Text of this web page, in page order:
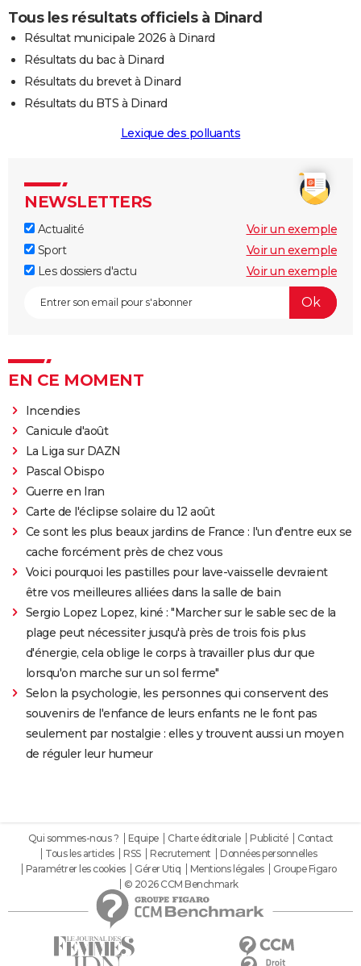
Tous les résultats officiels à Dinard
Résultat municipale 2026 à Dinard
Résultats du bac à Dinard
Résultats du brevet à Dinard
Résultats du BTS à Dinard
Lexique des polluants
NEWSLETTERS
Actualité
Voir un exemple
Sport
Voir un exemple
Les dossiers d'actu
Voir un exemple
EN CE MOMENT
Incendies
Canicule d'août
La Liga sur DAZN
Pascal Obispo
Guerre en Iran
Carte de l'éclipse solaire du 12 août
Ce sont les plus beaux jardins de France : l'un d'entre eux se
cache forcément près de chez vous
Voici pourquoi les pastilles pour lave-vaisselle devraient
être vos meilleures alliées dans la salle de bain
Sergio Lopez Lopez, kiné : "Marcher sur le sable sec de la
plage peut nécessiter jusqu'à près de trois fois plus
d'énergie, cela oblige le corps à travailler plus dur que
lorsqu'on marche sur un sol ferme"
Selon la psychologie, les personnes qui conservent des
souvenirs de l'enfance de leurs enfants ne le font pas
seulement par nostalgie : elles y trouvent aussi un moyen
de réguler leur humeur
Qui sommes-nous ? Equipe Charte éditoriale Publicité
Contact
Tous les articles
RSS Recrutement
Données personnelles
Paramétrer les cookies
Gérer Utiq Mentions légales
Groupe Figaro
© 2026 CCM Benchmark